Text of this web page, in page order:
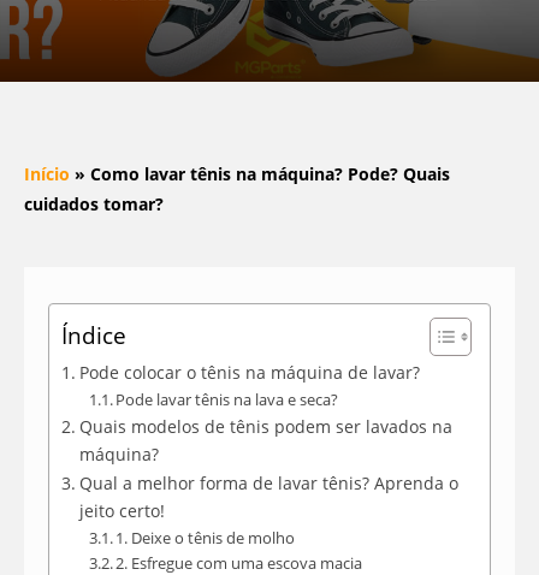
Início » Como lavar tênis na máquina? Pode? Quais
cuidados tomar?
Índice
Pode colocar o tênis na máquina de lavar?
Pode lavar tênis na lava e seca?
Quais modelos de tênis podem ser lavados na
máquina?
Qual a melhor forma de lavar tênis? Aprenda o
jeito certo!
1. Deixe o tênis de molho
2. Esfregue com uma escova macia